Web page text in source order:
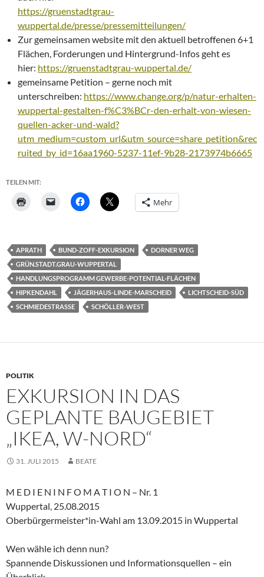
https://gruenstadtgrau-
wuppertal.de/presse/pressemitteilungen/
Zur gemeinsamen website mit den aktuell betroffenen 6+1
Flächen, Forderungen und Hintergrund-Infos geht es
hier: https://gruenstadtgrau-wuppertal.de/
gemeinsame Petition – gerne noch mit
unterschreiben: https://www.change.org/p/natur-erhalten-
wuppertal-gestalten-f%C3%BCr-den-erhalt-von-wiesen-
quellen-acker-und-wald?
utm_medium=custom_url&utm_source=share_petition&rec
ruited_by_id=16aa1960-5237-11ef-9b28-2173974b6665
TEILEN MIT:
Mehr
APRATH BUND-ZOFF-EXKURSION
DORNER WEG
GRÜN.STADT.GRAU-WUPPERTAL
HANDLUNGSPROGRAMM GEWERBE-POTENTIAL-FLÄCHEN
HIPKENDAHL
JÄGERHAUS-LINDE-MARSCHEID
LICHTSCHEID-SÜD
SCHMIEDESTRASSE
SCHÖLLER-WEST
POLITIK
EXKURSION IN DAS
GEPLANTE BAUGEBIET
„IKEA, W-NORD“
31. JULI 2015 BEATE
M E D I E N I N F O M A T I O N – Nr. 1
Wuppertal, 25.08.2015
Oberbürgermeister*in-Wahl am 13.09.2015 in Wuppertal
Wen wähle ich denn nun?
Spannende Diskussionen und Informationsquellen – ein